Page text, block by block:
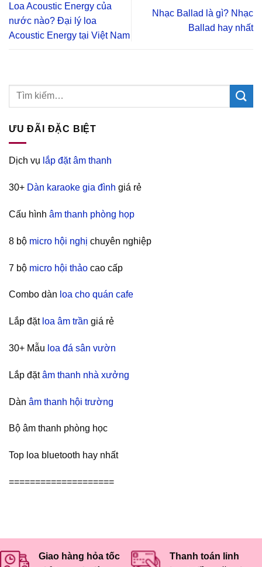
Loa Acoustic Energy của
nước nào? Đại lý loa
Acoustic Energy tại Việt Nam
Nhạc Ballad là gì? Nhạc
Ballad hay nhất
ƯU ĐÃI ĐẶC BIỆT
Dịch vụ lắp đặt âm thanh
30+ Dàn karaoke gia đình giá rẻ
Cấu hình âm thanh phòng họp
8 bộ micro hội nghị chuyên nghiệp
7 bộ micro hội thảo cao cấp
Combo dàn loa cho quán cafe
Lắp đặt loa âm trần giá rẻ
30+ Mẫu loa đá sân vườn
Lắp đặtâm thanh nhà xưởng
Dàn âm thanh hội trường
Bộ âm thanh phòng học
Top loa bluetooth hay nhất
====================
Giao hàng hỏa tốc
Thanh toán linh